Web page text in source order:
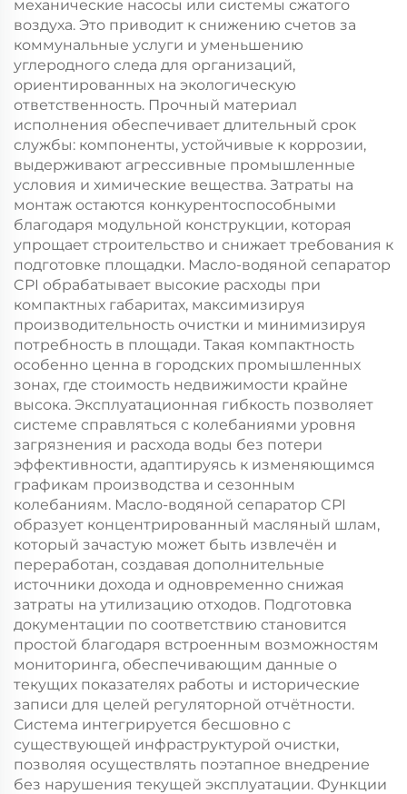
механические насосы или системы сжатого
воздуха. Это приводит к снижению счетов за
коммунальные услуги и уменьшению
углеродного следа для организаций,
ориентированных на экологическую
ответственность. Прочный материал
исполнения обеспечивает длительный срок
службы: компоненты, устойчивые к коррозии,
выдерживают агрессивные промышленные
условия и химические вещества. Затраты на
монтаж остаются конкурентоспособными
благодаря модульной конструкции, которая
упрощает строительство и снижает требования к
подготовке площадки. Масло-водяной сепаратор
CPI обрабатывает высокие расходы при
компактных габаритах, максимизируя
производительность очистки и минимизируя
потребность в площади. Такая компактность
особенно ценна в городских промышленных
зонах, где стоимость недвижимости крайне
высока. Эксплуатационная гибкость позволяет
системе справляться с колебаниями уровня
загрязнения и расхода воды без потери
эффективности, адаптируясь к изменяющимся
графикам производства и сезонным
колебаниям. Масло-водяной сепаратор CPI
образует концентрированный масляный шлам,
который зачастую может быть извлечён и
переработан, создавая дополнительные
источники дохода и одновременно снижая
затраты на утилизацию отходов. Подготовка
документации по соответствию становится
простой благодаря встроенным возможностям
мониторинга, обеспечивающим данные о
текущих показателях работы и исторические
записи для целей регуляторной отчётности.
Система интегрируется бесшовно с
существующей инфраструктурой очистки,
позволяя осуществлять поэтапное внедрение
без нарушения текущей эксплуатации. Функции